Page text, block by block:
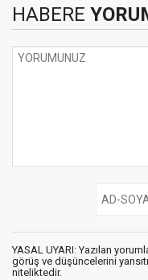
HABERE
YASAL UYARI: Yazılan
görüş ve düşüncelerini
niteliktedir.